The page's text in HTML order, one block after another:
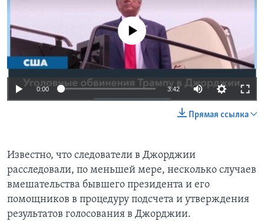
No media source currently available
0:00 3:42
Прямая ссылка
Известно, что следователи в Джорджии
расследовали, по меньшей мере, несколько случаев
вмешательства бывшего президента и его
помощников в процедуру подсчета и утверждения
результатов голосования в Джорджии.